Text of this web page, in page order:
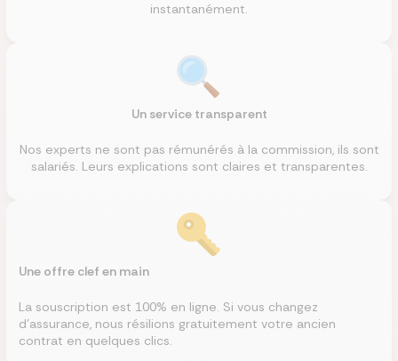
instantanément.
Un service transparent
Nos experts ne sont pas rémunérés à la commission, ils sont
salariés. Leurs explications sont claires et transparentes.
Une offre clef en main
La souscription est 100% en ligne. Si vous changez
d’assurance, nous résilions gratuitement votre ancien
contrat en quelques clics.